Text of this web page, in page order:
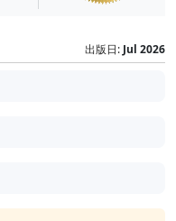
出版日: Jul 2026